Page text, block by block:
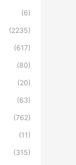
(6)
(2235)
(617)
(80)
(20)
(63)
(762)
(11)
(315)